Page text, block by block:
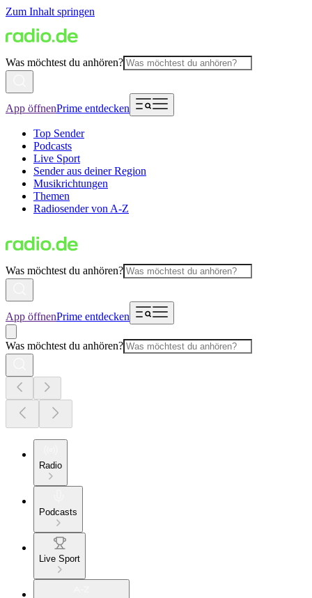
Zum Inhalt springen
Was möchtest du anhören?
App öffnenPrime entdecken
Top Sender
Podcasts
Live Sport
Sender aus deiner Region
Musikrichtungen
Themen
Radiosender von A-Z
Was möchtest du anhören?
App öffnenPrime entdecken
Was möchtest du anhören?
Radio
Podcasts
Live Sport